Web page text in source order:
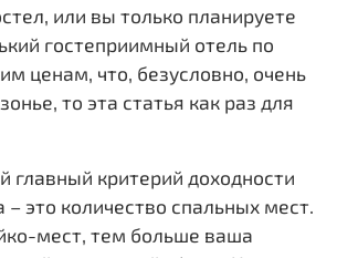
или вы только планируете
гостеприимный отель по
ценам, что, безусловно, очень
то эта статья как раз для
главный критерий доходности
– это количество спальных мест.
мест, тем больше ваша